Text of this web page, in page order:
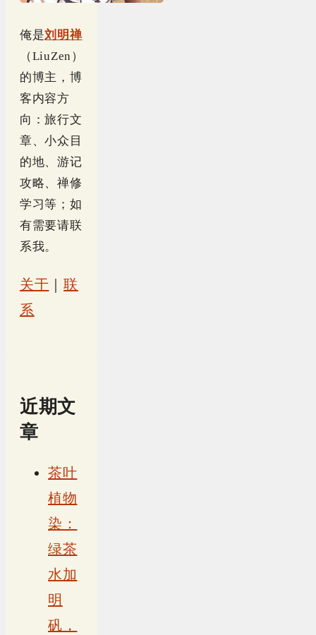
俺是刘明禅
（LiuZen）
的博主，博
客内容方
向：旅行文
章、小众目
的地、游记
攻略、禅修
学习等；如
有需要请联
系我。
关于 ｜联
系
近期文
章
茶叶
植物
染：
绿茶
水加
明
矾，